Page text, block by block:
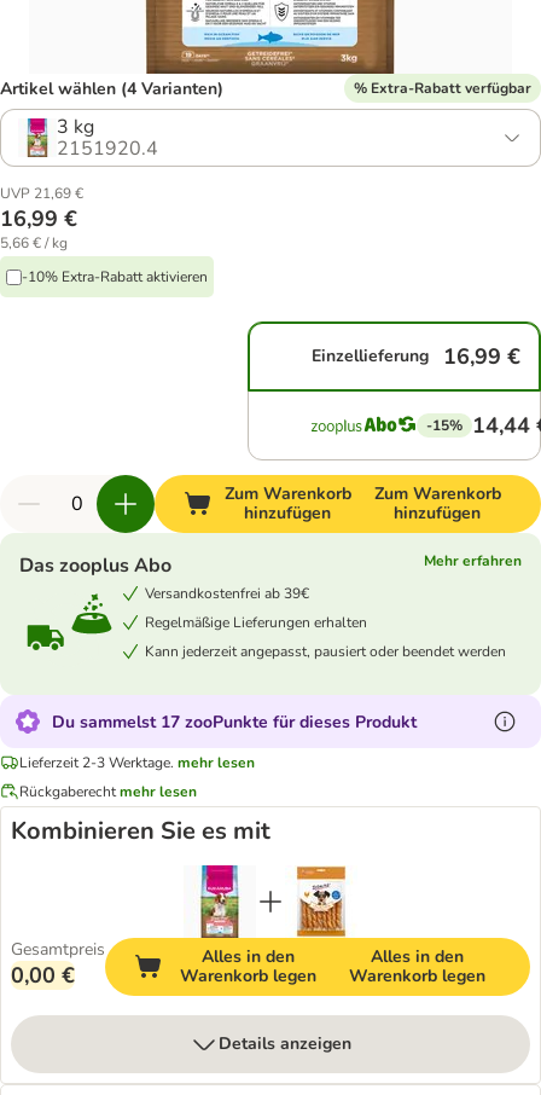
Artikel wählen (4 Varianten) % Extra-Rabatt verfügbar
3 kg
2151920.4
UVP 21,69 €
16,99 €
5,66 € / kg
-10% Extra-Rabatt aktivieren
Einzellieferung 16,99 €
-15% 14,44
Zum Warenkorb
hinzufügen
Zum Warenkorb
hinzufügen
Das zooplus Abo
Mehr erfahren
Versandkostenfrei ab 39€
Regelmäßige Lieferungen erhalten
Kann jederzeit angepasst, pausiert oder beendet werden
Du sammelst 17 zooPunkte für dieses Produkt
Lieferzeit 2-3 Werktage. mehr lesen
Rückgaberechtmehr lesen
Kombinieren Sie es mit
Gesamtpreis
0,00 €
Alles in den
Warenkorb legen
Alles in den
Warenkorb legen
Details anzeigen